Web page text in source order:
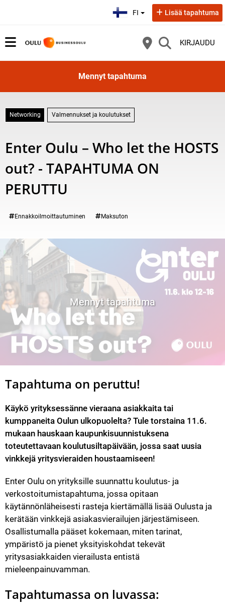
FI Lisää tapahtuma
KIRJAUDU
Mennyt tapahtuma
Networking Valmennukset ja koulutukset
Enter Oulu – Who let the HOSTS
out? - TAPAHTUMA ON
PERUTTU
Tule torstaina 11.6. mukaan hauskaan kaupunkisuunnistuksena
Kategoria:
Ennakkoilmoittautuminen Maksuton
Mennyt tapahtuma
Tapahtuma on peruttu!
Käykö yrityksessänne vieraana asiakkaita tai
kumppaneita Oulun ulkopuolelta? Tule torstaina 11.6.
mukaan hauskaan kaupunkisuunnistuksena
toteutettavaan koulutusiltapäivään, jossa saat uusia
vinkkejä yritysvieraiden houstaamiseen!
Enter Oulu on yrityksille suunnattu koulutus- ja
verkostoitumistapahtuma, jossa opitaan
käytännönläheisesti rasteja kiertämällä lisää Oulusta ja
kerätään vinkkejä asiakasvierailujen järjestämiseen.
Osallistumalla pääset kokemaan, miten tarinat,
ympäristö ja pienet yksityiskohdat tekevät
yritysasiakkaiden vierailusta entistä
mieleenpainuvamman.
Tapahtumassa on luvassa: